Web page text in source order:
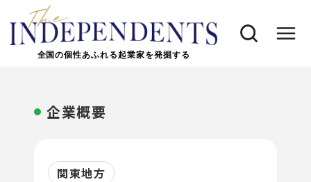
全国の個性あふれる起業家を発掘する
企業概要
関東地方